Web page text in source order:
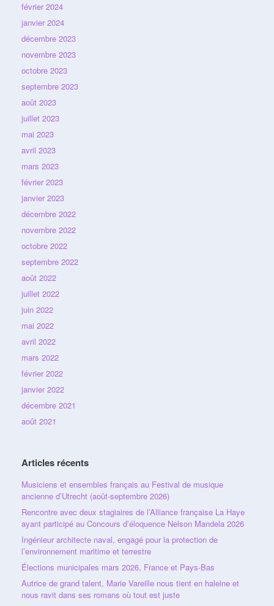
février 2024
janvier 2024
décembre 2023
novembre 2023
octobre 2023
septembre 2023
août 2023
juillet 2023
mai 2023
avril 2023
mars 2023
février 2023
janvier 2023
décembre 2022
novembre 2022
octobre 2022
septembre 2022
août 2022
juillet 2022
juin 2022
mai 2022
avril 2022
mars 2022
février 2022
janvier 2022
décembre 2021
août 2021
Articles récents
Musiciens et ensembles français au Festival de musique
ancienne d’Utrecht (août-septembre 2026)
Rencontre avec deux stagiaires de l’Alliance française La Haye
ayant participé au Concours d’éloquence Nelson Mandela 2026
Ingénieur architecte naval, engagé pour la protection de
l’environnement maritime et terrestre
Élections municipales mars 2026, France et Pays-Bas
Autrice de grand talent, Marie Vareille nous tient en haleine et
nous ravit dans ses romans où tout est juste